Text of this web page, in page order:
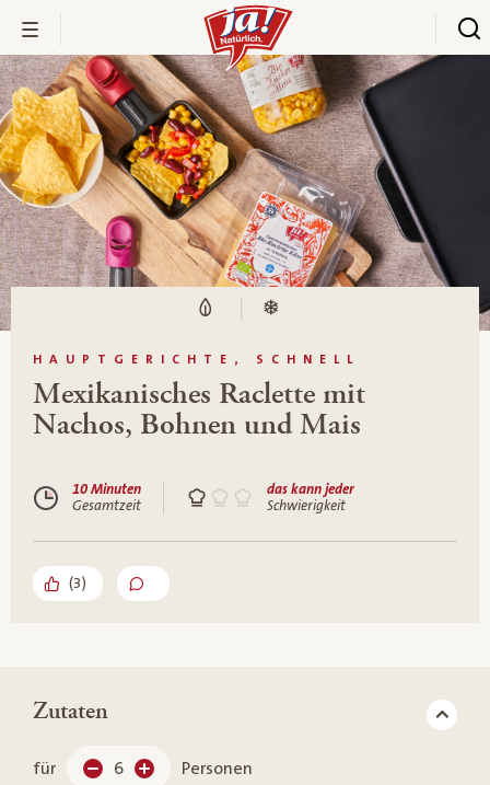
HAUPTGERICHTE, SCHNELL
Mexikanisches Raclette mit
Nachos, Bohnen und Mais
10 Minuten
Gesamtzeit
das kann jeder
Schwierigkeit
(3)
Zutaten
für 6 Personen